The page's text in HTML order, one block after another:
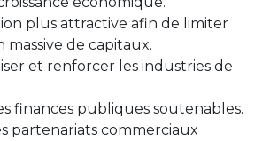
plus attractive afin de limiter
massive de capitaux.
et renforcer les industries de
finances publiques soutenables.
partenariats commerciaux